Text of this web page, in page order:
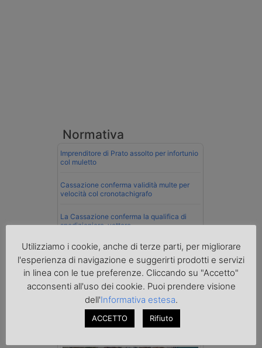
Normativa
Imprenditore di Prato assolto per infortunio
col muletto
Cassazione conferma validità multe per
velocità col cronotachigrafo
La Cassazione conferma la qualifica di
spedizioniere-vettore
Esenzione Iva nei trasporti internazionali
su tutta la filiera
Nuovi chiarimenti sull’uso del
cronotachigrafo smart di seconda
generazione
Mare
Utilizziamo i cookie, anche di terze parti, per migliorare
l'esperienza di navigazione e suggerirti prodotti e servizi
in linea con le tue preferenze. Cliccando su "Accetto"
acconsenti all'uso dei cookie. Puoi prendere visione
dell'Informativa estesa.
ACCETTO Rifiuto